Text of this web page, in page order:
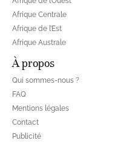
Afrique Centrale
Afrique de l’Est
Afrique Australe
À propos
Qui sommes-nous ?
FAQ
Mentions légales
Contact
Publicité